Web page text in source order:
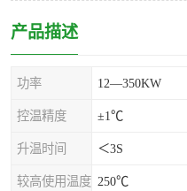
产品描述
功率 12—350KW
控温精度 ±1℃
升温时间 ＜3S
较高使用温度 250℃